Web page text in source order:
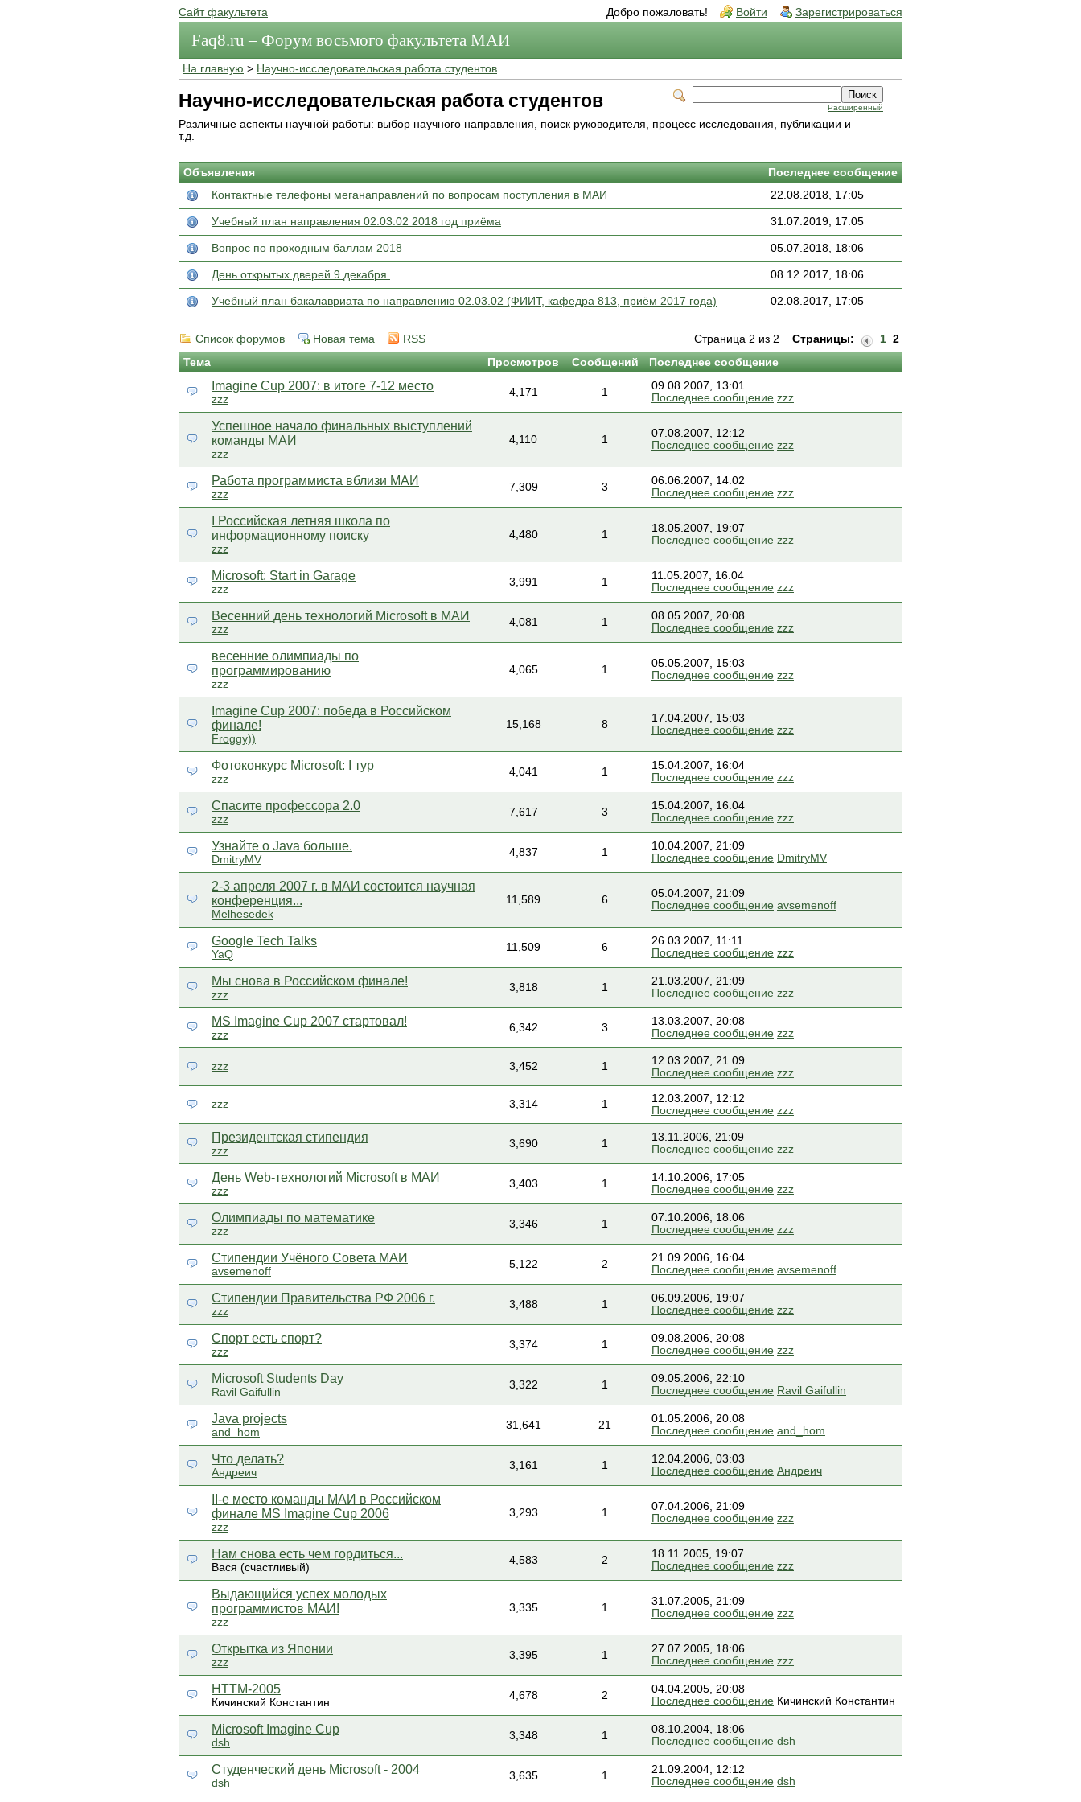
Сайт факультета Добро пожаловать! Войти Зарегистрироваться
Faq8.ru – Форум восьмого факультета МАИ
На главную > Научно-исследовательская работа студентов
Расширенный
Научно-исследовательская работа студентов
Различные аспекты научной работы: выбор научного направления, поиск руководителя, процесс исследования, публикации и
т.д.
Объявления
Последнее сообщение
Контактные телефоны меганаправлений по вопросам поступления в МАИ
22.08.2018, 17:05
Учебный план направления 02.03.02 2018 год приёма 31.07.2019, 17:05
Вопрос по проходным баллам 2018 05.07.2018, 18:06
День открытых дверей 9 декабря. 08.12.2017, 18:06
Учебный план бакалавриата по направлению 02.03.02 (ФИИТ, кафедра 813, приём 2017 года) 02.08.2017, 17:05
Страница 2 из 2 Страницы: 1 2
Список форумов Новая тема
RSS
Тема
Просмотров Сообщений Последнее сообщение
Imagine Cup 2007: в итоге 7-12 место
zzz
4,171 1
09.08.2007, 13:01
Последнее сообщение zzz
Успешное начало финальных выступлений
команды МАИ
zzz
4,110 1
07.08.2007, 12:12
Последнее сообщение zzz
Работа программиста вблизи МАИ
zzz
7,309 3
06.06.2007, 14:02
Последнее сообщение zzz
I Российская летняя школа по
информационному поиску
zzz
4,480 1
18.05.2007, 19:07
Последнее сообщение zzz
Microsoft: Start in Garage
zzz
3,991 1
11.05.2007, 16:04
Последнее сообщение zzz
Весенний день технологий Microsoft в МАИ
zzz
4,081 1
08.05.2007, 20:08
Последнее сообщение zzz
весенние олимпиады по
программированию
zzz
4,065 1
05.05.2007, 15:03
Последнее сообщение zzz
Imagine Cup 2007: победа в Российском
финале!
Froggy))
15,168 8
17.04.2007, 15:03
Последнее сообщение zzz
Фотоконкурс Microsoft: I тур
zzz
4,041 1
15.04.2007, 16:04
Последнее сообщение zzz
Спасите профессора 2.0
zzz
7,617 3
15.04.2007, 16:04
Последнее сообщение zzz
Узнайте о Java больше.
DmitryMV
4,837 1
10.04.2007, 21:09
Последнее сообщение DmitryMV
2-3 апреля 2007 г. в МАИ состоится научная
конференция...
Melhesedek
11,589 6
05.04.2007, 21:09
Последнее сообщение avsemenoff
Google Tech Talks
YaQ
11,509 6
26.03.2007, 11:11
Последнее сообщение zzz
Мы снова в Российском финале!
zzz
3,818 1
21.03.2007, 21:09
Последнее сообщение zzz
MS Imagine Cup 2007 стартовал!
zzz
6,342 3
13.03.2007, 20:08
Последнее сообщение zzz
zzz 3,452 1
12.03.2007, 21:09
Последнее сообщение zzz
zzz 3,314 1
12.03.2007, 12:12
Последнее сообщение zzz
Президентская стипендия
zzz
3,690 1
13.11.2006, 21:09
Последнее сообщение zzz
День Web-технологий Microsoft в МАИ
zzz
3,403 1
14.10.2006, 17:05
Последнее сообщение zzz
Олимпиады по математике
zzz
3,346 1
07.10.2006, 18:06
Последнее сообщение zzz
Стипендии Учёного Совета МАИ
avsemenoff
5,122 2
21.09.2006, 16:04
Последнее сообщение avsemenoff
Стипендии Правительства РФ 2006 г.
zzz
3,488 1
06.09.2006, 19:07
Последнее сообщение zzz
Спорт есть спорт?
zzz
3,374 1
09.08.2006, 20:08
Последнее сообщение zzz
Microsoft Students Day
Ravil Gaifullin
3,322 1
09.05.2006, 22:10
Последнее сообщение Ravil Gaifullin
Java projects
and_hom
31,641 21
01.05.2006, 20:08
Последнее сообщение and_hom
Что делать?
Андреич
3,161 1
12.04.2006, 03:03
Последнее сообщение Андреич
II-е место команды МАИ в Российском
финале MS Imagine Cup 2006
zzz
3,293 1
07.04.2006, 21:09
Последнее сообщение zzz
Нам снова есть чем гордиться...
Вася (счастливый)
4,583 2
18.11.2005, 19:07
Последнее сообщение zzz
Выдающийся успех молодых
программистов МАИ!
zzz
3,335 1
31.07.2005, 21:09
Последнее сообщение zzz
Открытка из Японии
zzz
3,395 1
27.07.2005, 18:06
Последнее сообщение zzz
HTTM-2005
Кичинский Константин
4,678 2
04.04.2005, 20:08
Последнее сообщение Кичинский Константин
Microsoft Imagine Cup
dsh
3,348 1
08.10.2004, 18:06
Последнее сообщение dsh
Студенческий день Microsoft - 2004
dsh
3,635 1
21.09.2004, 12:12
Последнее сообщение dsh